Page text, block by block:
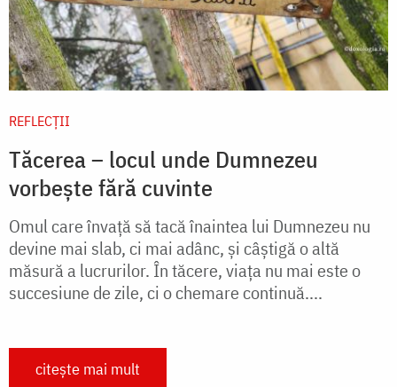
REFLECȚII
Tăcerea – locul unde Dumnezeu
vorbește fără cuvinte
Omul care învață să tacă înaintea lui Dumnezeu nu
devine mai slab, ci mai adânc, și câștigă o altă
măsură a lucrurilor. În tăcere, viața nu mai este o
succesiune de zile, ci o chemare continuă....
citește mai mult